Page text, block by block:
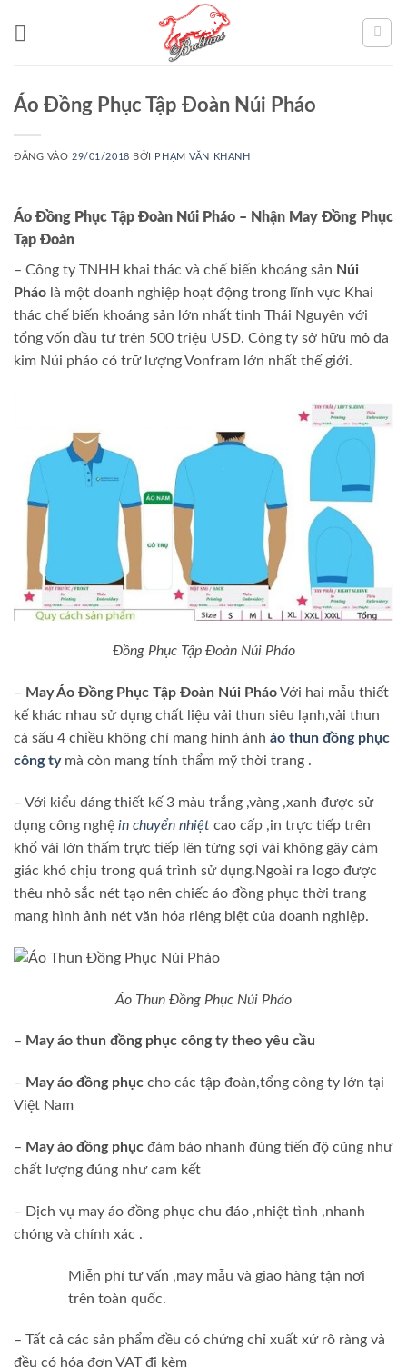
Áo Đồng Phục Tập Đoàn Núi Pháo
ĐĂNG VÀO 29/01/2018 BỞI PHẠM VĂN KHANH
Áo Đồng Phục Tập Đoàn Núi Pháo – Nhận May Đồng Phục
Tạp Đoàn
– Công ty TNHH khai thác và chế biến khoáng sản Núi
Pháo là một doanh nghiệp hoạt động trong lĩnh vực Khai
thác chế biến khoáng sản lớn nhất tỉnh Thái Nguyên với
tổng vốn đầu tư trên 500 triệu USD. Công ty sở hữu mỏ đa
kim Núi pháo có trữ lượng Vonfram lớn nhất thế giới.
Đồng Phục Tập Đoàn Núi Pháo
– May Áo Đồng Phục Tập Đoàn Núi PháoVới hai mẫu thiết
kế khác nhau sử dụng chất liệu vải thun siêu lạnh,vải thun
cá sấu 4 chiều không chỉ mang hình ảnh áo thun đồng phục
công tymà còn mang tính thẩm mỹ thời trang .
– Với kiểu dáng thiết kế 3 màu trắng ,vàng ,xanh được sử
dụng công nghệ in chuyển nhiệt cao cấp ,in trực tiếp trên
khổ vải lớn thấm trực tiếp lên từng sợi vải không gây cảm
giác khó chịu trong quá trình sử dụng.Ngoài ra logo được
thêu nhỏ sắc nét tạo nên chiếc áo đồng phục thời trang
mang hình ảnh nét văn hóa riêng biệt của doanh nghiệp.
Áo Thun Đồng Phục Núi Pháo
– May áo thun đồng phục công ty theo yêu cầu
– May áo đồng phục cho các tập đoàn,tổng công ty lớn tại
Việt Nam
– May áo đồng phục đảm bảo nhanh đúng tiến độ cũng như
chất lượng đúng như cam kết
– Dịch vụ may áo đồng phục chu đáo ,nhiệt tình ,nhanh
chóng và chính xác .
Miễn phí tư vấn ,may mẫu và giao hàng tận nơi
trên toàn quốc.
– Tất cả các sản phẩm đều có chứng chỉ xuất xứ rõ ràng và
đều có hóa đơn VAT đi kèm